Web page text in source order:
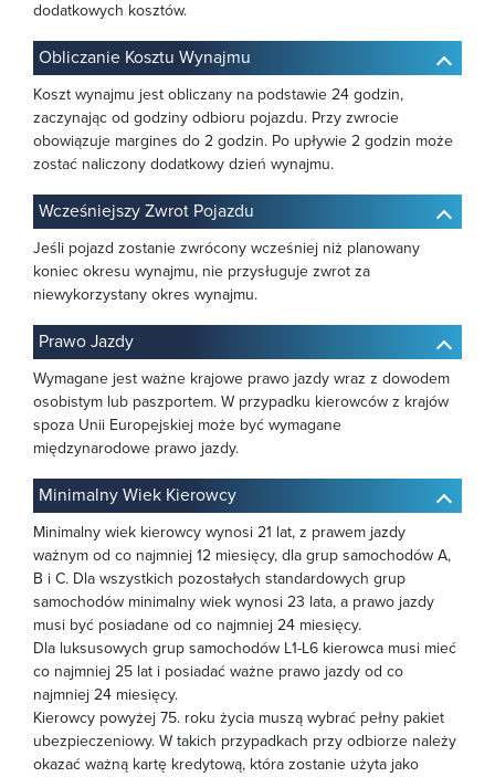
dodatkowych kosztów.
Obliczanie Kosztu Wynajmu
Koszt wynajmu jest obliczany na podstawie 24 godzin,
zaczynając od godziny odbioru pojazdu. Przy zwrocie
obowiązuje margines do 2 godzin. Po upływie 2 godzin może
zostać naliczony dodatkowy dzień wynajmu.
Wcześniejszy Zwrot Pojazdu
Jeśli pojazd zostanie zwrócony wcześniej niż planowany
koniec okresu wynajmu, nie przysługuje zwrot za
niewykorzystany okres wynajmu.
Prawo Jazdy
Wymagane jest ważne krajowe prawo jazdy wraz z dowodem
osobistym lub paszportem. W przypadku kierowców z krajów
spoza Unii Europejskiej może być wymagane
międzynarodowe prawo jazdy.
Minimalny Wiek Kierowcy
Minimalny wiek kierowcy wynosi 21 lat, z prawem jazdy
ważnym od co najmniej 12 miesięcy, dla grup samochodów A,
B i C. Dla wszystkich pozostałych standardowych grup
samochodów minimalny wiek wynosi 23 lata, a prawo jazdy
musi być posiadane od co najmniej 24 miesięcy.
Dla luksusowych grup samochodów L1-L6 kierowca musi mieć
co najmniej 25 lat i posiadać ważne prawo jazdy od co
najmniej 24 miesięcy.
Kierowcy powyżej 75. roku życia muszą wybrać pełny pakiet
ubezpieczeniowy. W takich przypadkach przy odbiorze należy
okazać ważną kartę kredytową, która zostanie użyta jako